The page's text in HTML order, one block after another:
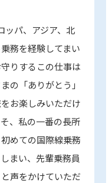
ッパ、アジア、北
務を経験してまい
りするこの仕事は
の「ありがとう」
お楽しみいただけ
、私の一番の長所
めての国際線乗務
まい、先輩乗務員
声をかけていただ